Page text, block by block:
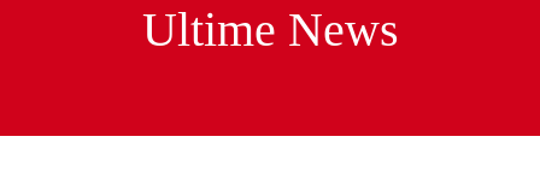
Ultime News